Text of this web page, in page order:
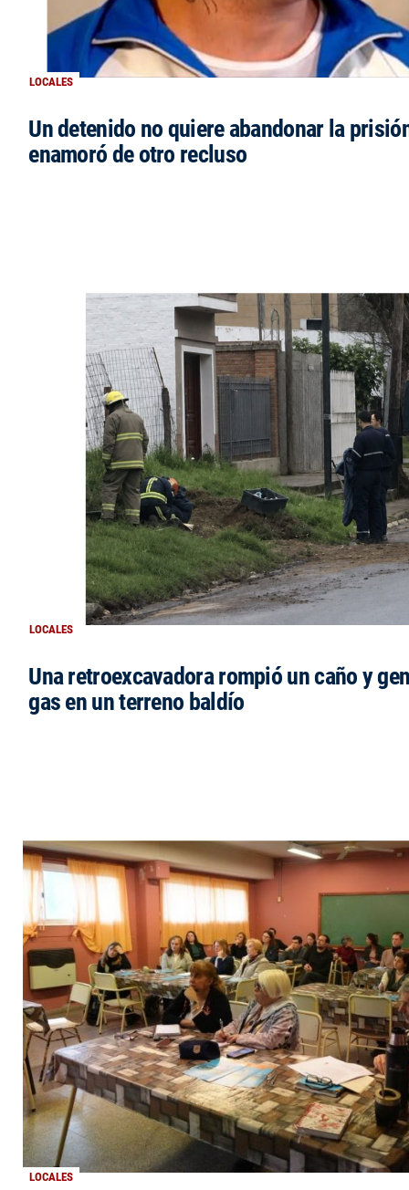
LOCALES
Un detenido no quiere abandonar la
enamoró de otro recluso
LOCALES
Una retroexcavadora rompió un caño y
gas en un terreno baldío
LOCALES